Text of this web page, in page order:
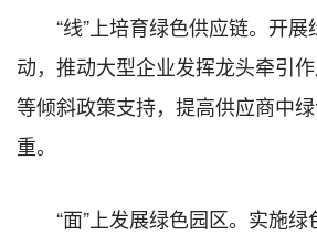
“线”上培育绿色供应链。开
动，推动大型企业发挥龙头牵引
等倾斜政策支持，提高供应商中
重。
“面”上发展绿色园区。实施